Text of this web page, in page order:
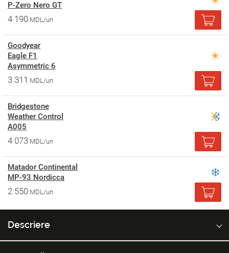
P-Zero Nero GT
4 190 MDL/un
Goodyear
Eagle F1
Asymmetric 6
3 311 MDL/un
Bridgestone
Weather Control
A005
4 073 MDL/un
Matador Continental
MP-93 Nordicca
2 550 MDL/un
Descriere